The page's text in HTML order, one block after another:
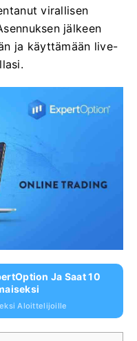
virallisen
jälkeen
ja käyttämään live-
Ja Saat 10
Aloittelijoille